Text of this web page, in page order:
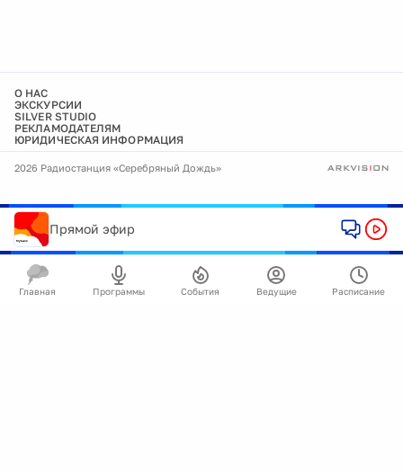
О НАС
ЭКСКУРСИИ
SILVER STUDIO
РЕКЛАМОДАТЕЛЯМ
ЮРИДИЧЕСКАЯ ИНФОРМАЦИЯ
2026 Радиостанция «Серебряный Дождь»
Прямой эфир
Главная Программы События Ведущие Расписание